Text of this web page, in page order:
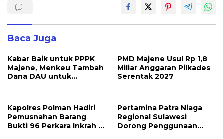
Baca Juga
Kabar Baik untuk PPPK
Majene, Menkeu Tambah
Dana DAU untuk
PMD Majene Usul Rp 1,8
Miliar Anggaran Pilkades
Serentak 2027
Kapolres Polman Hadiri
Pemusnahan Barang
Bukti 96 Perkara Inkrah di
Pertamina Patra Niaga
Regional Sulawesi
Dorong Penggunaan